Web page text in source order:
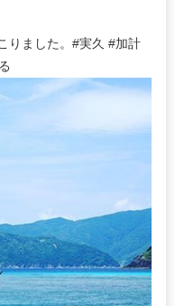
りました。#実久 #加計